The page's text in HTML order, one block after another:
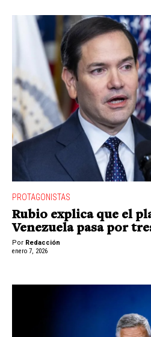
PROTAGONISTAS
Rubio explica que el
Venezuela pasa por
Por Redacción
enero 7, 2026